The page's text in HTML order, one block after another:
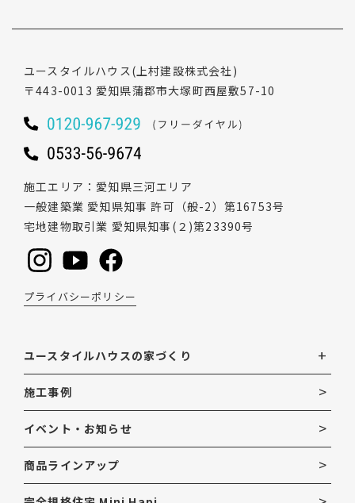
ユースタイルハウス (上村建設株式会社)
〒443-0013 愛知県蒲郡市大塚町西屋敷57-10
施工エリア
愛知県三河エリア
一般建築業 愛知県知事 許可（般-2）第16753号
宅地建物取引業 愛知県知事(２)第23390号
プライバシーポリシー
ユースタイルハウスの家づくり
施工事例
イベント・お知らせ
商品ラインアップ